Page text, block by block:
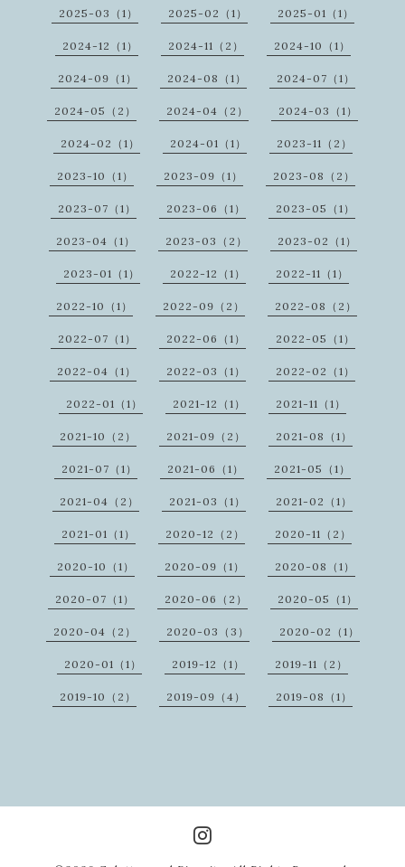
2025-03（1） 2025-02（1） 2025-01（1）
2024-12（1） 2024-11（2） 2024-10（1）
2024-09（1） 2024-08（1） 2024-07（1）
2024-05（2） 2024-04（2） 2024-03（1）
2024-02（1） 2024-01（1） 2023-11（2）
2023-10（1） 2023-09（1） 2023-08（2）
2023-07（1） 2023-06（1） 2023-05（1）
2023-04（1） 2023-03（2） 2023-02（1）
2023-01（1） 2022-12（1） 2022-11（1）
2022-10（1） 2022-09（2） 2022-08（2）
2022-07（1） 2022-06（1） 2022-05（1）
2022-04（1） 2022-03（1） 2022-02（1）
2022-01（1） 2021-12（1） 2021-11（1）
2021-10（2） 2021-09（2） 2021-08（1）
2021-07（1） 2021-06（1） 2021-05（1）
2021-04（2） 2021-03（1） 2021-02（1）
2021-01（1） 2020-12（2） 2020-11（2）
2020-10（1） 2020-09（1） 2020-08（1）
2020-07（1） 2020-06（2） 2020-05（1）
2020-04（2） 2020-03（3） 2020-02（1）
2020-01（1） 2019-12（1） 2019-11（2）
2019-10（2） 2019-09（4） 2019-08（1）